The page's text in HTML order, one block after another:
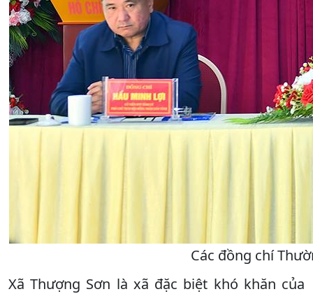
Các đồng chí
Xã Thượng Sơn là xã đặc biệt khó khăn của